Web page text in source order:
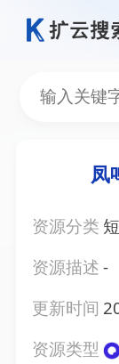
凤
资源分类
资源描述-
更新时间
资源类型